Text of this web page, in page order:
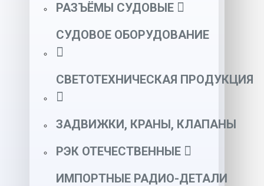
РАЗЪЁМЫ СУДОВЫЕ
СУДОВОЕ ОБОРУДОВАНИЕ
СВЕТОТЕХНИЧЕСКАЯ ПРОДУКЦИЯ
ЗАДВИЖКИ, КРАНЫ, КЛАПАНЫ
РЭК ОТЕЧЕСТВЕННЫЕ
ИМПОРТНЫЕ РАДИО-ДЕТАЛИ